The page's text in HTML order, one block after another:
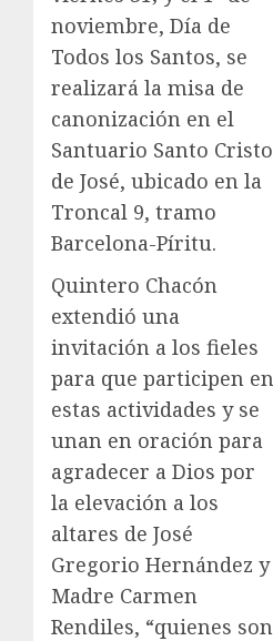
noviembre, Día de
Todos los Santos, se
realizará la misa de
canonización en el
Santuario Santo Cristo
de José, ubicado en la
Troncal 9, tramo
Barcelona-Píritu.
Quintero Chacón
extendió una
invitación a los fieles
para que participen en
estas actividades y se
unan en oración para
agradecer a Dios por
la elevación a los
altares de José
Gregorio Hernández y
Madre Carmen
Rendiles, “quienes son